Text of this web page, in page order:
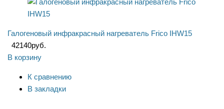
Галогеновый инфракрасный нагреватель Frico IHW15
42140руб.
В корзину
К сравнению
В закладки